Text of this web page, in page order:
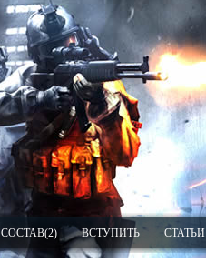
СОСТАВ(2) ВСТУПИТЬ СТАТЬИ